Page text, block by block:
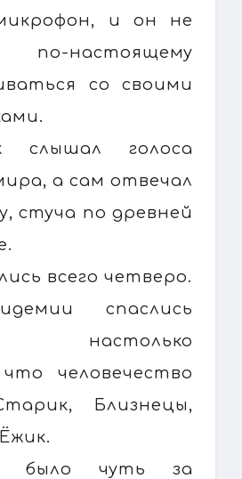
и он не
настоящему
со своими
слышал голоса
а сам отвечал
стуча по древней
всего четверо.
спаслись
настолько
человечество
Близнецы,
было чуть за